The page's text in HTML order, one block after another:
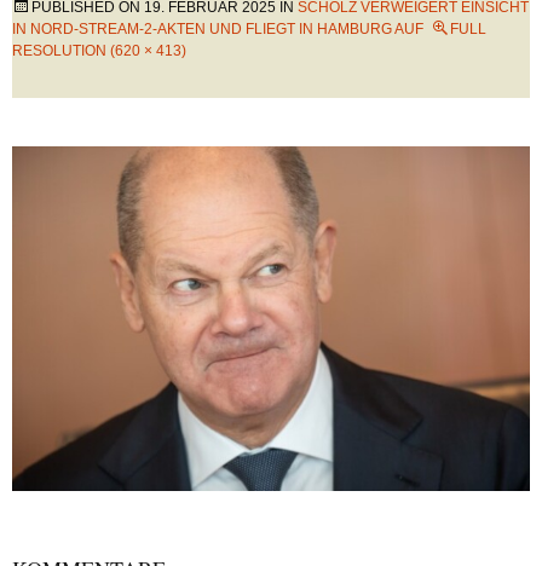
PUBLISHED ON 19. FEBRUAR 2025 IN SCHOLZ VERWEIGERT EINSICHT
IN NORD-STREAM-2-AKTEN UND FLIEGT IN HAMBURG AUF
FULL
RESOLUTION (620 × 413)